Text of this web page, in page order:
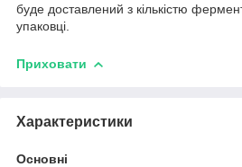
буде доставлений з кількістю
упаковці.
Приховати
Характеристики
Основні